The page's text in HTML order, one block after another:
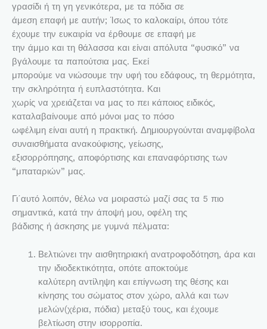
γρασίδι ή τη γη γενικότερα, με τα πόδια σε
άμεση επαφή με αυτήν; Ίσως το καλοκαίρι, όπου τότε
έχουμε την ευκαιρία να έρθουμε σε επαφή με
την άμμο και τη θάλασσα και είναι απόλυτα “φυσικό” να
βγάλουμε τα παπούτσια μας. Εκεί
μπορούμε να νιώσουμε την υφή του εδάφους, τη θερμότητα,
την σκληρότητα ή ευπλαστότητα. Και
χωρίς να χρειάζεται να μας το πει κάποιος ειδικός,
καταλαβαίνουμε από μόνοι μας το πόσο
ωφέλιμη είναι αυτή η πρακτική. Δημιουργούνται αναμφίβολα
συναισθήματα ανακούφισης, γείωσης,
εξισορρόπησης, αποφόρτισης και επαναφόρτισης των
“μπαταριών” μας.
Γι΄αυτό λοιπόν, θέλω να μοιραστώ μαζί σας τα 5 πιο
σημαντικά, κατά την άποψή μου, οφέλη της
βάδισης ή άσκησης με γυμνά πέλματα:
Βελτιώνει την αισθητηριακή ανατροφοδότηση, άρα και
την ιδιοδεκτικότητα, οπότε αποκτούμε
καλύτερη αντίληψη και επίγνωση της θέσης και
κίνησης του σώματος στον χώρο, αλλά και των
μελών(χέρια, πόδια) μεταξύ τους, και έχουμε
βελτίωση στην ισορροπία.